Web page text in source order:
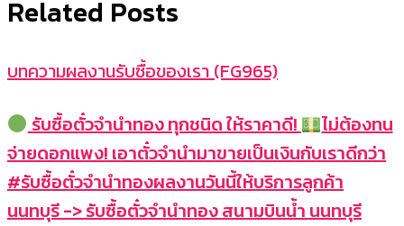
Related Posts
บทความผลงานรับซื้อของเรา (FG965)
รับซื้อตั๋วจำนำทอง ทุกชนิด ให้ราคาดี!
ไม่ต้องทน
จ่ายดอกแพง! เอาตั๋วจำนำมาขายเป็นเงินกับเราดีกว่า
#รับซื้อตั๋วจำนำทองผลงานวันนี้ให้บริการลูกค้า
นนทบุรี -> รับซื้อตั๋วจำนำทอง สนามบินน้ำ นนทบุรี